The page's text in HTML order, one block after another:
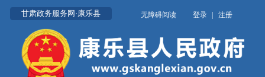
甘肃政务服务网·康乐县 无障碍阅读 登录 | 注册